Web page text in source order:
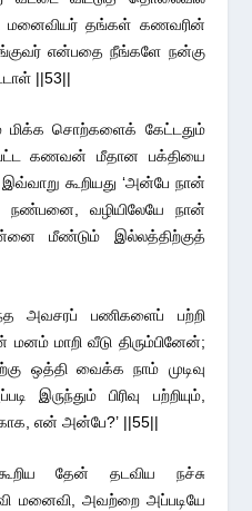
மனைவியர் தங்கள் கணவரின்
என்பதை நீங்களே நன்கு
||53||
மிக்க சொற்களைக் கேட்டதும்
கணவன் மீதான பக்தியை
கூறியது ‘அன்பே நான்
நண்பனை, வழியிலேயே நான்
மீண்டும் இல்லத்திற்குத்
அவசரப் பணிகளைப் பற்றி
மாறி வீடு திரும்பினேன்;
ஒத்தி வைக்க நாம் முடிவு
இருந்தும் பிரிவு பற்றியும்,
என் அன்பே?’ ||55||
தேன் தடவிய நச்சு
மனைவி, அவற்றை அப்படியே